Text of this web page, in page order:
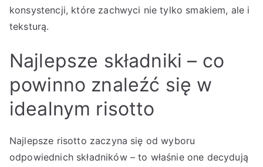
konsystencji, które zachwyci nie tylko smakiem, ale i
teksturą.
Najlepsze składniki – co
powinno znaleźć się w
idealnym risotto
Najlepsze risotto zaczyna się od wyboru
odpowiednich składników – to właśnie one decydują